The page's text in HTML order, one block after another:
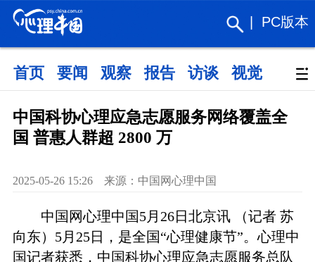
PC版本
首页 要闻 观察 报告 访谈 视觉 政策
中国科协心理应急志愿服务网络覆盖全
国 普惠人群超 2800 万
2025-05-26 15:26 来源：中国网心理中国
中国网心理中国5月26日北京讯 （记者 苏
向东）5月25日，是全国“心理健康节”。心理中
国记者获悉，中国科协心理应急志愿服务总队